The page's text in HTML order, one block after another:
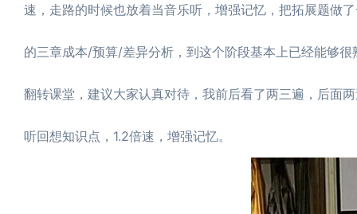
速，走路的时候也放着当音乐听，增强记忆，把拓展题做
的三章成本/预算/差异分析，到这个阶段基本上已经能够
翻转课堂，建议大家认真对待，我前后看了两三遍，后面
听回想知识点，1.2倍速，增强记忆。